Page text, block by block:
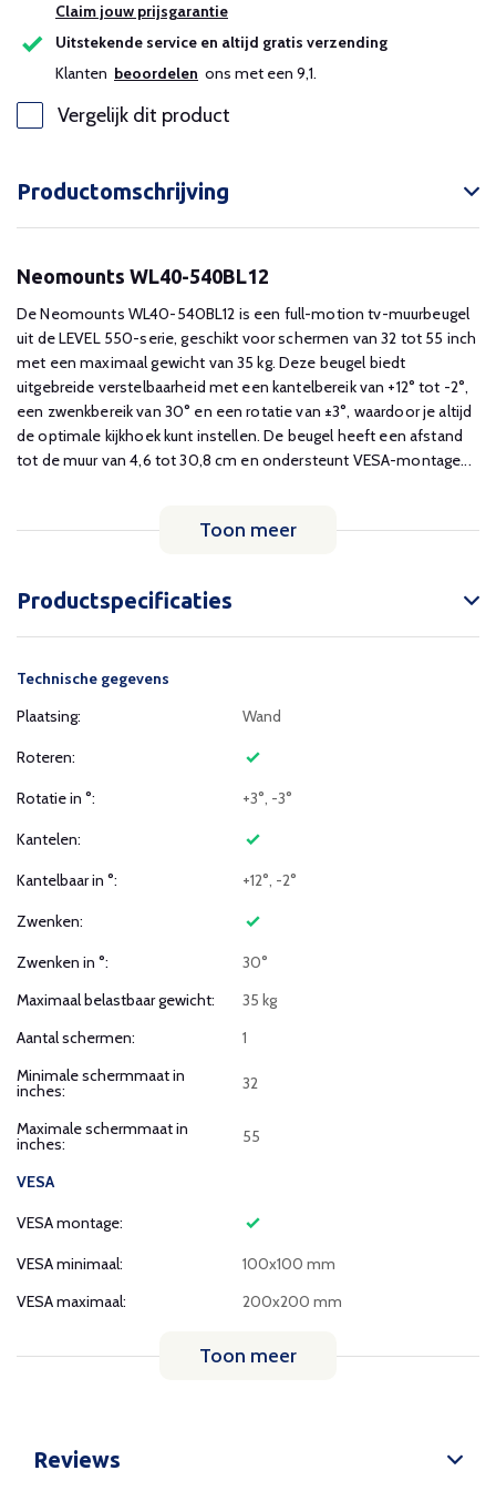
Claim jouw prijsgarantie
Uitstekende service en altijd gratis verzending
Klanten beoordelen ons met een 9,1.
Vergelijk dit product
Productomschrijving
Neomounts WL40-540BL12
De Neomounts WL40-540BL12 is een full-motion tv-muurbeugel
uit de LEVEL 550-serie, geschikt voor schermen van 32 tot 55 inch
met een maximaal gewicht van 35 kg. Deze beugel biedt
uitgebreide verstelbaarheid met een kantelbereik van +12° tot -2°,
een zwenkbereik van 30° en een rotatie van ±3°, waardoor je altijd
de optimale kijkhoek kunt instellen. De beugel heeft een afstand
tot de muur van 4,6 tot 30,8 cm en ondersteunt VESA-montage...
Toon meer
Productspecificaties
Technische gegevens
Plaatsing:
Wand
Roteren:
Rotatie in °: +3°, -3°
Kantelen:
Kantelbaar in °: +12°, -2°
Zwenken:
Zwenken in °:
30°
Maximaal belastbaar gewicht:
35 kg
Aantal schermen:
1
Minimale schermmaat in
inches: 32
Maximale schermmaat in
inches: 55
VESA
VESA montage:
VESA minimaal:
100x100 mm
VESA maximaal:
200x200 mm
Toon meer
Reviews